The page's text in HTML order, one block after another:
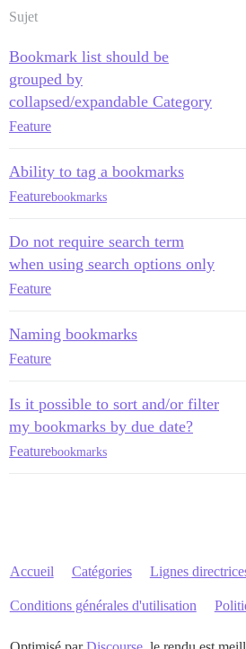
Sujet
Bookmark list should be
grouped by
collapsed/expandable Category
Feature
Ability to tag a bookmarks
Featurebookmarks
Do not require search term
when using search options only
Feature
Naming bookmarks
Feature
Is it possible to sort and/or filter
my bookmarks by due date?
Featurebookmarks
Accueil Catégories Lignes
Conditions générales d'utilisation